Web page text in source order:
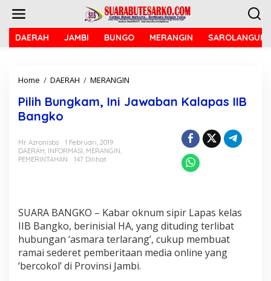
DAERAH JAMBI BUNGO MERANGIN SAROLANGUN
Home / DAERAH / MERANGIN
l
n
i
J
a
Pilih Bungkam, Ini Jawaban Kalapas IIB
Bangko
Mr Azronisbs
1 Februari, 2019
DAERAH, INFORMASI, MERANGIN,
PEMERINTAHAN
147 Dilihat
SUARA BANGKO – Kabar oknum sipir Lapas kelas
IIB Bangko, berinisial HA, yang dituding terlibat
hubungan ‘asmara terlarang’, cukup membuat
ramai sederet pemberitaan media online yang
‘bercokol’ di Provinsi Jambi.